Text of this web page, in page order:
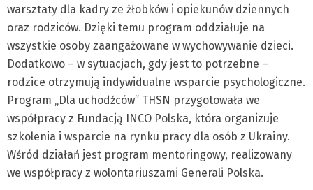
warsztaty dla kadry ze żłobków i opiekunów dziennych
oraz rodziców. Dzięki temu program oddziałuje na
wszystkie osoby zaangażowane w wychowywanie dzieci.
Dodatkowo – w sytuacjach, gdy jest to potrzebne –
rodzice otrzymują indywidualne wsparcie psychologiczne.
Program „Dla uchodźców” THSN przygotowała we
współpracy z Fundacją INCO Polska, która organizuje
szkolenia i wsparcie na rynku pracy dla osób z Ukrainy.
Wśród działań jest program mentoringowy, realizowany
we współpracy z wolontariuszami Generali Polska.